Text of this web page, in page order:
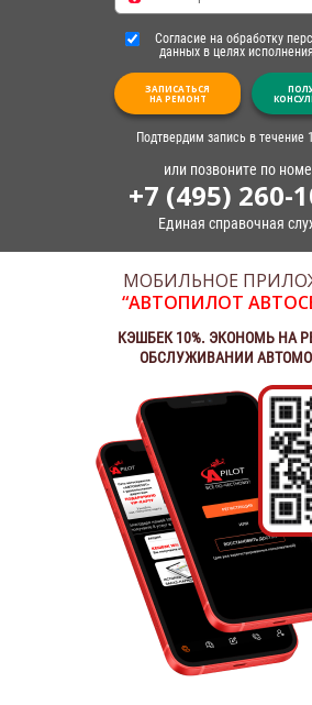
Согласие на обработку
данных в целях
ЗАПИСАТЬСЯ
НА РЕМОНТ
Подтвердим запись в течение
или позвоните по
+7 (495) 260-
Единая справочная
МОБИЛЬНОЕ
“АВТОПИЛОТ
КЭШБЕК 10%. ЭКОНОМЬ НА
ОБСЛУЖИВАНИИ